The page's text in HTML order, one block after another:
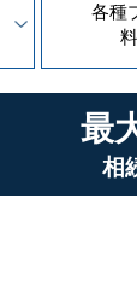
各種
最
相